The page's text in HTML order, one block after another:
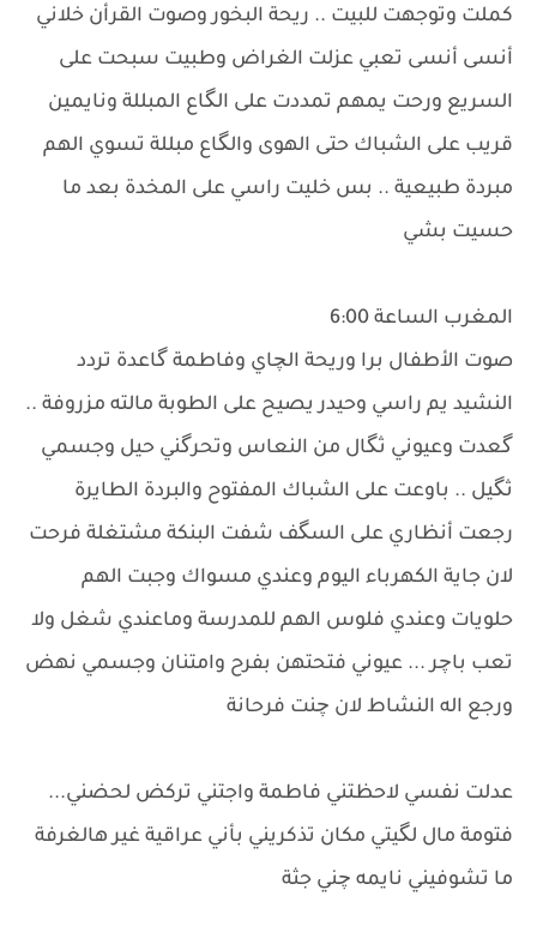
كملت وتوجهت للبيت .. ريحة البخور وصوت القرأن خلاني
أنسى أنسى تعبي عزلت الغراض وطبيت سبحت على
السريع ورحت يمهم تمددت على الگاع المبللة ونايمين
قريب على الشباك حتى الهوى والگاع مبللة تسوي الهم
مبردة طبيعية .. بس خليت راسي على المخدة بعد ما
حسيت بشي
المغرب الساعة 6:00
صوت الأطفال برا وريحة الچاي وفاطمة گاعدة تردد
النشيد يم راسي وحيدر يصيح على الطوبة مالته مزروفة ..
گعدت وعيوني ثگال من النعاس وتحرگني حيل وجسمي
ثگيل .. باوعت على الشباك المفتوح والبردة الطايرة
رجعت أنظاري على السگف شفت البنكة مشتغلة فرحت
لان جاية الكهرباء اليوم وعندي مسواك وجبت الهم
حلويات وعندي فلوس الهم للمدرسة وماعندي شغل ولا
تعب باچر ... عيوني فتحتهن بفرح وامتنان وجسمي نهض
ورجع اله النشاط لان چنت فرحانة
عدلت نفسي لاحظتني فاطمة واجتني تركض لحضني...
فتومة مال لگيتي مكان تذكريني بأني عراقية غير هالغرفة
ما تشوفيني نايمه چني جثة